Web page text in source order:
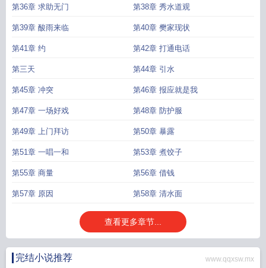
第36章 求助无门 第38章 秀水道观
第39章 酸雨来临 第40章 樊家现状
第41章 约 第42章 打通电话
第三天 第44章 引水
第45章 冲突 第46章 报应就是我
第47章 一场好戏 第48章 防护服
第49章 上门拜访 第50章 暴露
第51章 一唱一和 第53章 煮饺子
第55章 商量 第56章 借钱
第57章 原因 第58章 清水面
查看更多章节...
完结小说推荐 www.qqxsw.mx